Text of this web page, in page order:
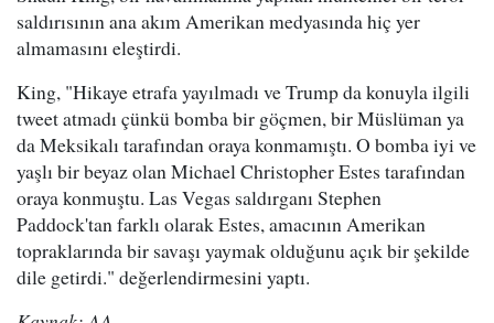
saldırısının ana akım Amerikan medyasında hiç yer
almamasını eleştirdi.
King, "Hikaye etrafa yayılmadı ve Trump da konuyla ilgili
tweet atmadı çünkü bomba bir göçmen, bir Müslüman ya
da Meksikalı tarafından oraya konmamıştı. O bomba iyi ve
yaşlı bir beyaz olan Michael Christopher Estes tarafından
oraya konmuştu. Las Vegas saldırganı Stephen
Paddock'tan farklı olarak Estes, amacının Amerikan
topraklarında bir savaşı yaymak olduğunu açık bir şekilde
dile getirdi." değerlendirmesini yaptı.